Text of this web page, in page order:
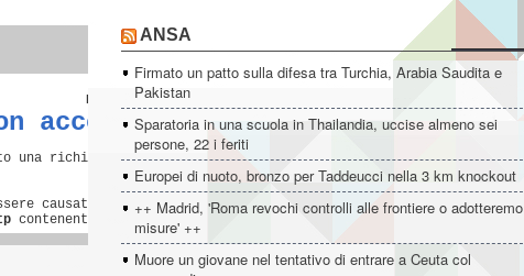
ANSA
Firmato un patto sulla difesa tra Turchia, Arabia Saudita e
Pakistan
Sparatoria in una scuola in Thailandia, uccise almeno sei
persone, 22 i feriti
Europei di nuoto, bronzo per Taddeucci nella 3 km knockout
++ Madrid, 'Roma revochi controlli alle frontiere o adotteremo
misure' ++
Muore un giovane nel tentativo di entrare a Ceuta col